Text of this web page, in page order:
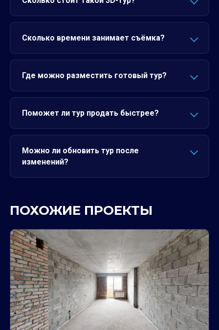
Сколько времени занимает съёмка?
Где можно разместить готовый тур?
Поможет ли тур продать быстрее?
Можно ли обновить тур после
изменений?
ПОХОЖИЕ ПРОЕКТЫ